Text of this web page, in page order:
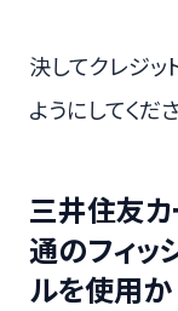
決してクレジ
ようにしてくだ
三井住友
通のフィッ
ルを使用か